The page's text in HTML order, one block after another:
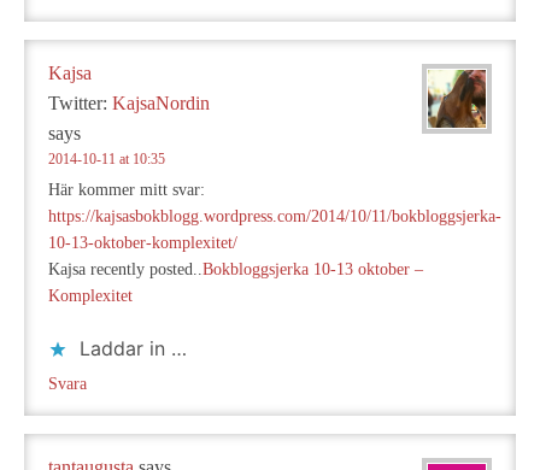
Kajsa
Twitter: KajsaNordin
says
2014-10-11 at 10:35
Här kommer mitt svar:
https://kajsasbokblogg.wordpress.com/2014/10/11/bokbloggsjerka-
10-13-oktober-komplexitet/
Kajsa recently posted..Bokbloggsjerka 10-13 oktober –
Komplexitet
Laddar in …
Svara